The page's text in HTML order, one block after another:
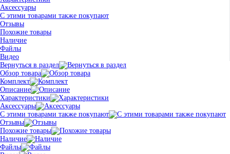
Аксессуары
С этими товарами также покупают
Отзывы
Похожие товары
Наличие
Файлы
Видео
Вернуться в раздел
Обзор товара
Комплект
Описание
Характеристики
Аксессуары
С этими товарами также покупают
Отзывы
Похожие товары
Наличие
Файлы